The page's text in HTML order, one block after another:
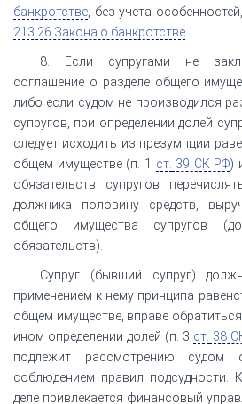
банкротстве , без учета
213.26 Закона о банкротстве
8. Если супругами не
соглашение о разделе общего
либо если судом не производился
супругов, при определении долей
следует исходить из презумпции
общем имуществе (п. 1 ст. 39 СК РФ)
обязательств супругов
должника половину средств,
общего имущества супругов
обязательств).
Супруг (бывший супруг)
применением к нему принципа
общем имуществе, вправе
ином определении долей (п. 3 ст. 38
подлежит рассмотрению судом
соблюдением правил подсудности.
деле привлекается финансовый